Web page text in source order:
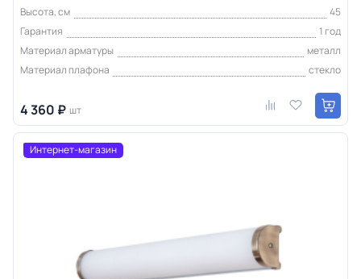
Высота, см
45
Гарантия
1 год
Материал арматуры
металл
Материал плафона
стекло
4 360 ₽ шт
Интернет-магазин